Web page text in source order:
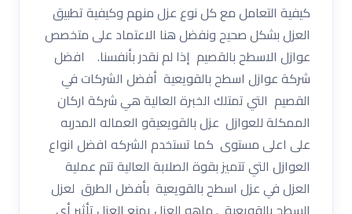
كيفية التعامل مع كل نوع عزل منهم وكيفية تطبيق
العزل بشكل صحيح ونفضل هنا الاعتماد على متخصص
عوازل الاسطح بالقصيم إذا لم نقدر بأنفسنا. افضل
شركة عوازل اسطح بالقويعية أفضل الشركات في
القصيم التي تمتلك الخبرة العالية هي شركة اركان
الممكلة للعوازل عزل بالقويعيةو العماله المدربه
على اعلى مستوى كما تستخدم الشركه افضل انواع
العوازل التي تتميز بقوة الصلابة العالية تتم عملية
العزل في عزل اسطح بالقويعية بأفضل الطرق لعزل